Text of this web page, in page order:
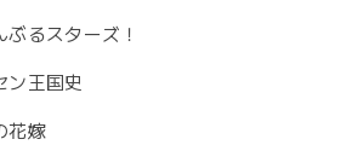
ぶるスターズ！
ン王国史
花嫁